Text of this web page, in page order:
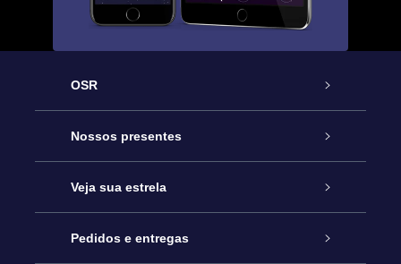
OSR
Serviço
Entre em contato conosco
Blog
Nossos presentes
Presente estrelar on-line
Pacote de presente da OSR
Veja sua estrela
Star Register
Pedidos e entregas